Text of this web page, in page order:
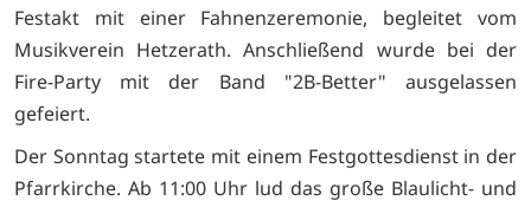
Festakt mit einer Fahnenzeremonie, begleitet vom
Musikverein Hetzerath. Anschließend wurde bei der
Fire-Party mit der Band "2B-Better" ausgelassen
gefeiert.
Der Sonntag startete mit einem Festgottesdienst in der
Pfarrkirche. Ab 11:00 Uhr lud das große Blaulicht- und